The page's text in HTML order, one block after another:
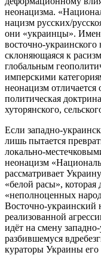
неонацизма.
нацизм русских/
они «украинцы».
восточно-
склоняющаяся к
глобальным
имперскими
неонацизм отличается
политическая
хуторянского,
Если западно-
лишь пытается
локально-
неонацизм
рассматривает
«белой расы»,
«неполноценных
Восточно-украинский
реализованной
идёт на смену
разбившемуся
кураторы Украины его